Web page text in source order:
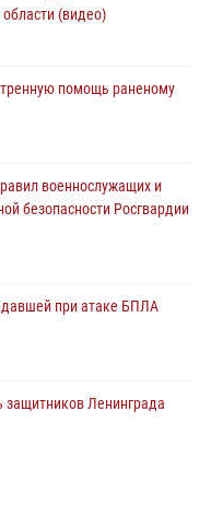
(видео)
помощь раненому
военнослужащих и
безопасности Росгвардии
при атаке БПЛА
защитников Ленинграда
России Сергея Перца